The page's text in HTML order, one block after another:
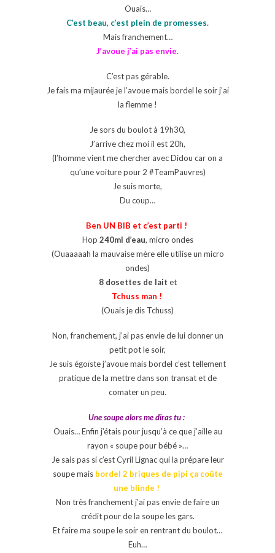
Ouais…
C’est beau, c’est plein de promesses.
Mais franchement…
J’avoue j’ai pas envie.
C’est pas gérable.
Je fais ma mijaurée je l’avoue mais bordel le soir j’ai
la flemme !
Je sors du boulot à 19h30,
J’arrive chez moi il est 20h,
(l’homme vient me chercher avec Didou car on a
qu’une voiture pour 2 #TeamPauvres)
Je suis morte,
Du coup…
Ben UN BIB et c’est parti !
Hop 240ml d’eau, micro ondes
(Ouaaaaah la mauvaise mère elle utilise un micro
ondes)
8 dosettes de lait et
Tchuss man !
(Ouais je dis Tchuss)
Non, franchement, j’ai pas envie de lui donner un
petit pot le soir,
Je suis égoïste j’avoue mais bordel c’est tellement
pratique de la mettre dans son transat et de
comater un peu.
Une soupe alors me diras tu :
Ouais… Enfin j’étais pour jusqu’à ce que j’aille au
rayon « soupe pour bébé »…
Je sais pas si c’est Cyril Lignac qui la prépare leur
soupe maisbordel 2 briques de pipi ça coûte
une blinde !
Non très franchement j’ai pas envie de faire un
crédit pour de la soupe les gars.
Et faire ma soupe le soir en rentrant du boulot…
Euh…